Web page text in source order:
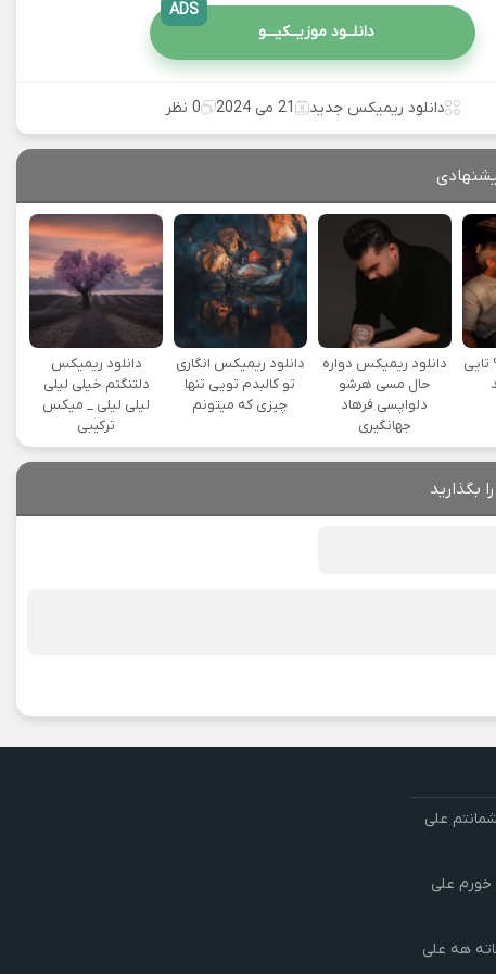
دانلــود موزیــکیـــو
ADS
دانلود ریمیکس جدید 21 می 2024 0 نظر
دانلود ریمیکس ۹ تایی
دانلود ریمیکس دواره
حال مسی هرشو
دلواپسی فرهاد
جهانگیری
دانلود ریمیکس انگاری
تو کالبدم تویی تنها
چیزی که میتونم
دانلود ریمیکس
دلتنگتم خیلی لیلی
لیلی لیلی _ میکس
ترکیبی
بگذارید
علی
خورم علی
هه علی